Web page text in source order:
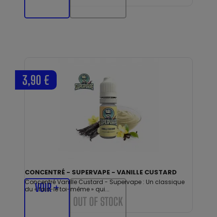
CONCENTRÉ - SUPERVAPE - VANILLE CUSTARD
Concentré Vanille Custard - Supervape : Un classique
du « fais-le toi-même » qui...
3,90 €
VOIR +
OUT OF STOCK